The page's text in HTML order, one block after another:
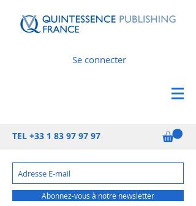
Se connecter
TEL +33 1 83 97 97 97
Abonnez-vous à notre newsletter